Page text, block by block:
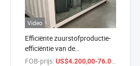
Video
Efficiënte zuurstofproductie-
efficiëntie van de
zuurstofgenererende cabine
FOB-prijs: US$4.200,00-76.000,00